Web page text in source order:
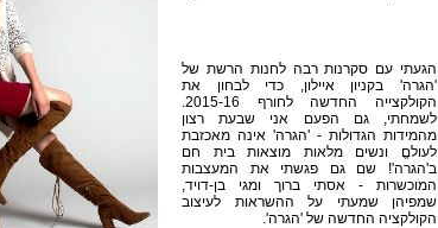
הגעתי עם סקרנות רבה לחנות הרשת של
'הגרה' בקניון איילון, כדי לבחון את
הקולקצייה החדשה לחורף 2015-16.
לשמחתי, גם הפעם אני שבעת רצון
מהמידות הגדולות - 'הגרה' אינה מאכזבת
לעולםֱ ונשים מלאות מוצאות בית חם
ב'הגרה'! שם גם פגשתי את המעצבות
המוכשרות - אסתי ברוך ומגי בן-דויד,
שמפיהן שמעתי על ההשראות לעיצוב
הקולקציה החדשה של 'הגרה'.